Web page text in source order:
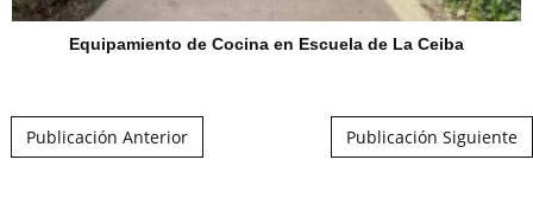
Equipamiento de Cocina en Escuela de La Ceiba
Publicación Anterior Publicación Siguiente